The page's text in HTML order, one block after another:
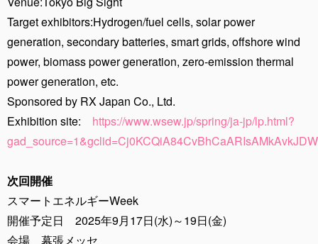
Target exhibitors:Hydrogen/fuel cells, solar power
generation, secondary batteries, smart grids, offshore wind
power, biomass power generation, zero-emission thermal
power generation, etc.
Sponsored by RX Japan Co., Ltd.
Exhibition site: https://www.wsew.jp/spring/ja-jp/lp.html?
次回開催
スマートエネルギーWeek
開催予定日 2025年9月17日(水)～19日(金)
会場 幕張メッセ